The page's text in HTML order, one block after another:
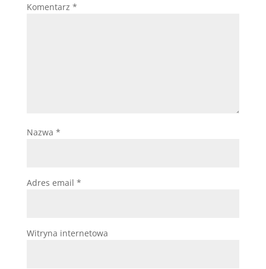
Komentarz *
Nazwa *
Adres email *
Witryna internetowa